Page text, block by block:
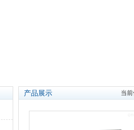
产品展示 当